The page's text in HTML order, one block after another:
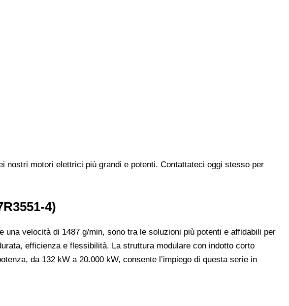
nostri motori elettrici più grandi e potenti. Contattateci oggi stesso per
4)
una velocità di 1487 g/min, sono tra le soluzioni più potenti e affidabili per
efficienza e flessibilità. La struttura modulare con indotto corto
da 132 kW a 20.000 kW, consente l’impiego di questa serie in